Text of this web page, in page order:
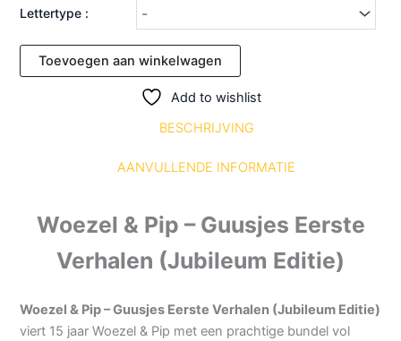
Lettertype :
Toevoegen aan winkelwagen
Add to wishlist
BESCHRIJVING
AANVULLENDE INFORMATIE
Woezel & Pip – Guusjes Eerste
Verhalen (Jubileum Editie)
Woezel & Pip – Guusjes Eerste Verhalen (Jubileum Editie)
viert 15 jaar Woezel & Pip met een prachtige bundel vol